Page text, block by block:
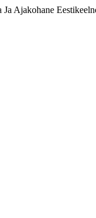
Ajakohane